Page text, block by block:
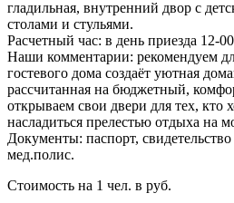
гладильная, внутренний двор с
столами и стульями.
Расчетный час: в день приезда 12-
Наши комментарии: рекомендуем
гостевого дома создаёт уютная
рассчитанная на бюджетный,
открываем свои двери для тех, кто
насладиться прелестью отдыха на
Документы: паспорт,
мед.полис.
Стоимость на 1 чел. в руб.